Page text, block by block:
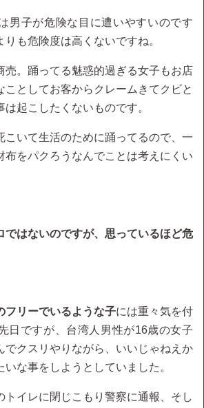
男子が危険な目に遭いやすいのです
も危険度は高くないですね。
売。踊ってる魅惑的過ぎる女子もお店
ことしてお客からクレームきてクビと
起こしたくないものです。
こいて生活のために踊ってるので、一
布をパクろうなんでことは考えにくい
ではないのですが、思っているほど危
フリーでいるような子には重々気を付
日ですが、台湾人男性が16歳の女子
でクスリやりながら、いいじゃねえか
な事をしようとしていました。
トイレに閉じこもり警察に通報、そし